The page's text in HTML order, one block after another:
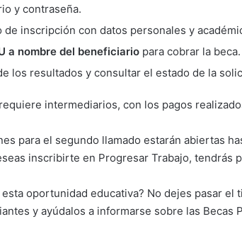
y contraseña.
inscripción con datos personales y
a nombre del beneficiario para cobrar la beca.
los resultados y consultar el estado de la
intermediarios, con los pagos
para el segundo llamado estarán abiertas
inscribirte en Progresar Trabajo, tendrás
oportunidad educativa? No dejes pasar
y ayúdalos a informarse sobre las Becas